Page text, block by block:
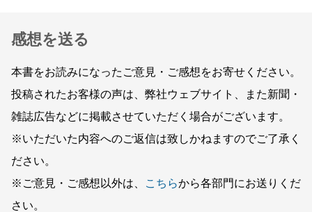
感想を送る
本書をお読みになったご意見・ご感想をお寄せください。
投稿されたお客様の声は、弊社ウェブサイト、また新聞・
雑誌広告などに掲載させていただく場合がございます。
※いただいた内容へのご返信は致しかねますのでご了承く
ださい。
※ご意見・ご感想以外は、
こちらから各部門にお送りくだ
さい。